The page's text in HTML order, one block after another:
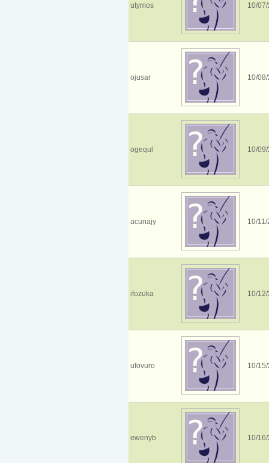
utymos 10/
ojusar 10/
ogequl 10/
acunajy 10/
ifozuka 10/
ufovuro 10/
ewenyb 10/